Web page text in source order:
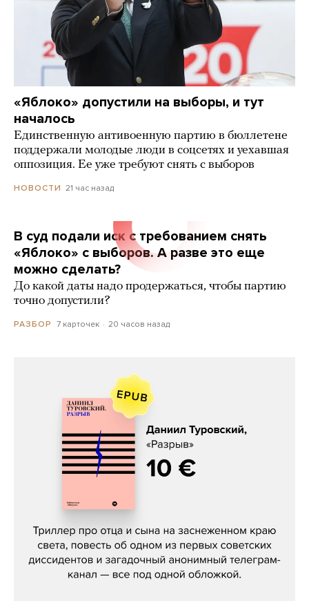
«Яблоко» допустили на выборы, и тут
началось
Единственную антивоенную партию в бюллетене
поддержали молодые люди в соцсетях и уехавшая
оппозиция. Ее уже требуют снять с выборов
НОВОСТИ 21 час назад
В суд подали иск с требованием снять
«Яблоко» с выборов. А разве это еще
можно сделать?
До какой даты надо продержаться, чтобы партию
точно допустили?
РАЗБОР 7 карточек 20 часов назад
Даниил Туровский, «Разрыв»